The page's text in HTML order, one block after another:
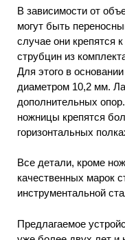
В зависимости от
могут быть
случае они крепятся
струбцин из
Для этого в
диаметром 10,2 мм.
дополнительных
ножницы крепятся
горизонтальных
Все детали, кроме
качественных марок
инструментальной
Предлагаемое